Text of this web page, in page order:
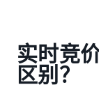
实时竞
区别？